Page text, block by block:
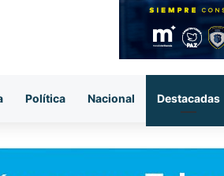
Política Nacional Destacadas